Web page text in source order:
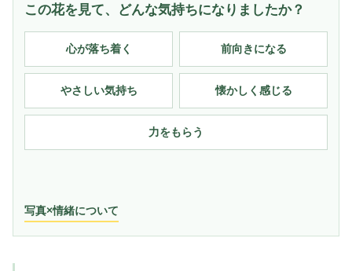
この花を見て、どんな気持ちになりましたか？
心が落ち着く 前向きになる
やさしい気持ち 懐かしく感じる
力をもらう
写真×情緒について